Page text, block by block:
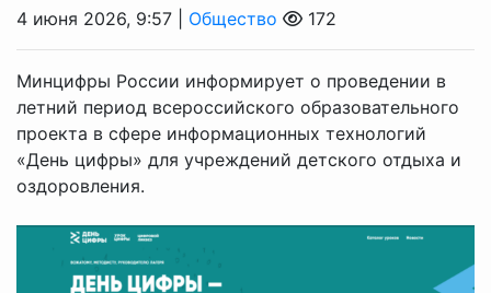
4 июня 2026, 9:57 | Общество 172
Минцифры России информирует о проведении в
летний период всероссийского образовательного
проекта в сфере информационных технологий
«День цифры» для учреждений детского отдыха и
оздоровления.